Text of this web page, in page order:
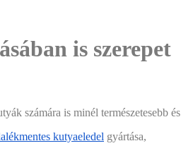
is szerepet
számára is minél természetesebb és
kutyaeledel gyártása,